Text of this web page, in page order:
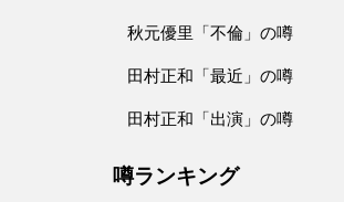
秋元優里「不倫」の噂
田村正和「最近」の噂
田村正和「出演」の噂
噂ランキング